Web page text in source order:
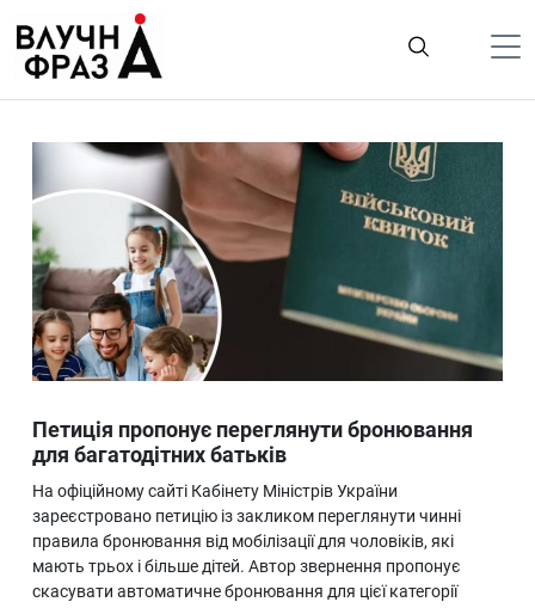
содержимому
Лайфстайл
ТехноНаука
Людина
Ukraine
Про нас
Петиція пропонує переглянути бронювання
для багатодітних батьків
На офіційному сайті Кабінету Міністрів України
зареєстровано петицію із закликом переглянути чинні
правила бронювання від мобілізації для чоловіків, які
мають трьох і більше дітей. Автор звернення пропонує
скасувати автоматичне бронювання для цієї категорії